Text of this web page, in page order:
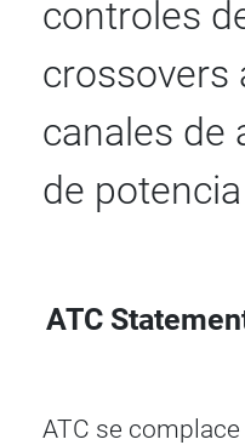
controles
crossovers
canales de
de potencia
ATC
ATC se